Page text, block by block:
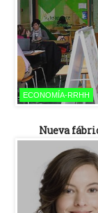
ECONOMÍA-RRHH
Nueva